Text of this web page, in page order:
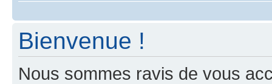
Bienvenue !
Nous sommes ravis de vous